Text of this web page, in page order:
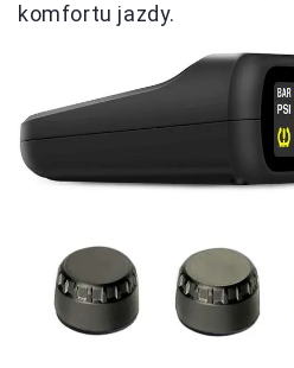
komfortu jazdy.